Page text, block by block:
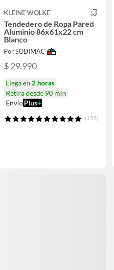
KLEINE WOLKE
Tendedero de Ropa Pared
Aluminio 86x61x22 cm
Blanco
Por SODIMAC
$ 29.990
Llega en 2 horas
Retira desde 90 min
EnvíoPlus+
(155)